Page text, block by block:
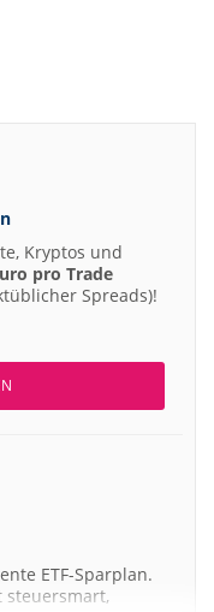
Kryptos und
pro Trade
Spreads)!
ETF-Sparplan.
steuersmart,